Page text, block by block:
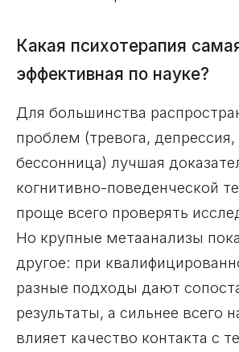
Какая психотерапия
эффективная по науке?
Для большинства
проблем (тревога,
бессонница) лучшая
когнитивно-поведенческой
проще всего проверять
Но крупные метаанализы
другое: при
разные подходы дают
результаты, а сильнее всего
влияет качество контакта с